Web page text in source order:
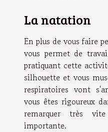
La natation
En plus de vous faire
vous permet de
pratiquant cette
silhouette et vous
respiratoires vont
vous êtes rigoureux
remarquer très
importante.